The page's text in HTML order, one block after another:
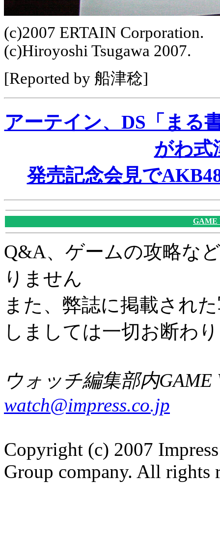
(c)2007 ERTAIN Corporation.
(c)Hiroyoshi Tsugawa 2007.
[Reported by 船津稔]
アーテイン、DS「まる
がわ式
発売記念会見で
GAME
Q&A、ゲームの攻略な
りません
また、弊誌に掲載され
しましては一切お断わ
ウォッチ編集部内GAME
watch@impress.co.jp
Copyright (c) 2007
Group company. All rights